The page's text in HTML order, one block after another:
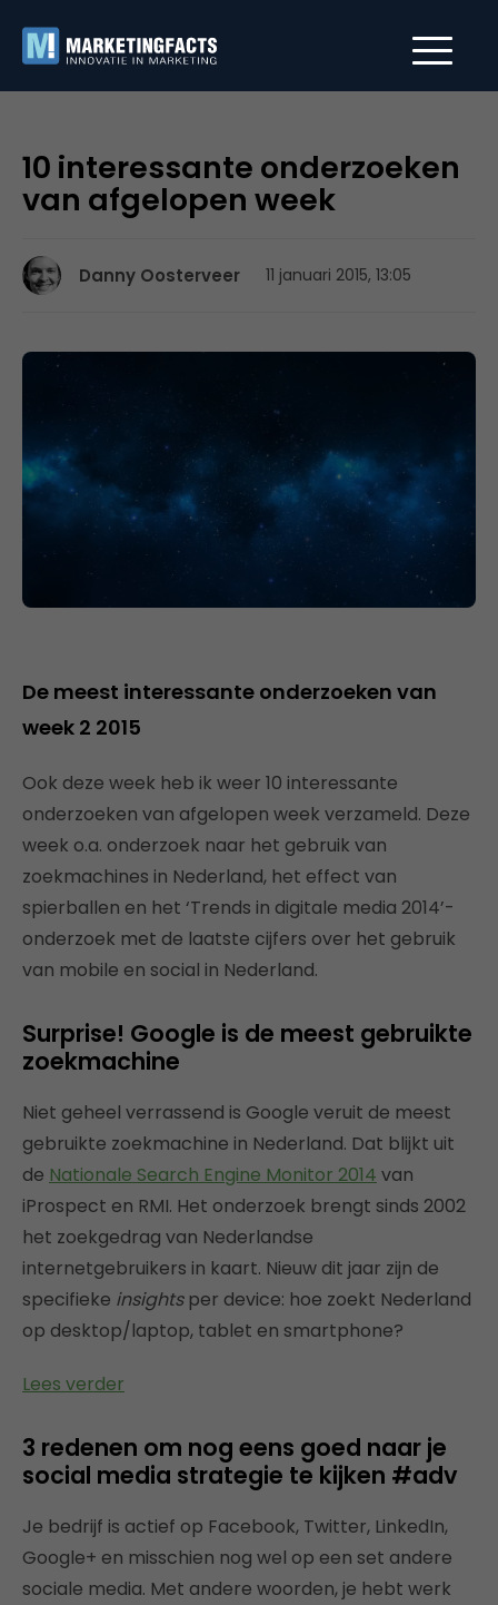
10 interessante onderzoeken
van afgelopen week
Danny Oosterveer 11 januari 2015, 13:05
De meest interessante onderzoeken van
week 2 2015
Ook deze week heb ik weer 10 interessante
onderzoeken van afgelopen week verzameld. Deze
week o.a. onderzoek naar het gebruik van
zoekmachines in Nederland, het effect van
spierballen en het ‘Trends in digitale media 2014’-
onderzoek met de laatste cijfers over het gebruik
van mobile en social in Nederland.
Surprise! Google is de meest gebruikte
zoekmachine
Niet geheel verrassend is Google veruit de meest
gebruikte zoekmachine in Nederland. Dat blijkt uit
de Nationale Search Engine Monitor 2014 van
iProspect en RMI. Het onderzoek brengt sinds 2002
het zoekgedrag van Nederlandse
internetgebruikers in kaart. Nieuw dit jaar zijn de
specifieke insightsper device: hoe zoekt Nederland
op desktop/laptop, tablet en smartphone?
Lees verder
3 redenen om nog eens goed naar je
social media strategie te kijken #adv
Je bedrijf is actief op Facebook, Twitter, LinkedIn,
Google+ en misschien nog wel op een set andere
sociale media. Met andere woorden, je hebt werk